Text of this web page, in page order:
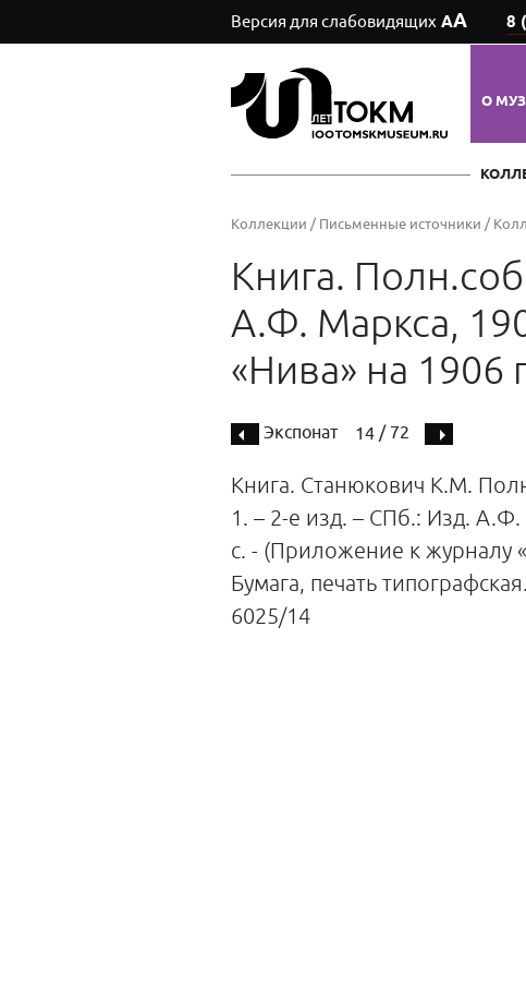
Версия для слабовидящих АА 8
О
Коллекции / Письменные источники /
Книга.
А.Ф. Маркса,
«Нива» на 1906
Экспонат 14 / 72
Книга. Станюкович К.М.
1. – 2-е изд. – СПб.: Изд. А.Ф.
с. - (Приложение к журналу
Бумага, печать
6025/14